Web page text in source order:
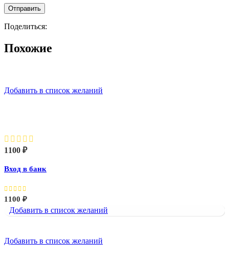
Поделиться:
Похожие
Добавить в список желаний
1100 ₽
Вход в банк
1100 ₽
Добавить в список желаний
Добавить в список желаний